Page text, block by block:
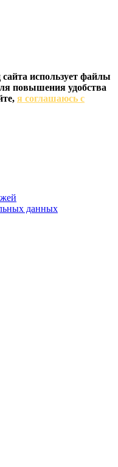
использует файлы
повышения удобства
я соглашаюсь с
данных